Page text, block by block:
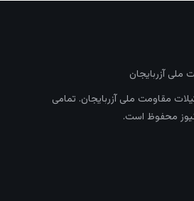
ملی آزربایجان
مقاومت ملی آزربایجان. تمامی
نیوز محفوظ است.